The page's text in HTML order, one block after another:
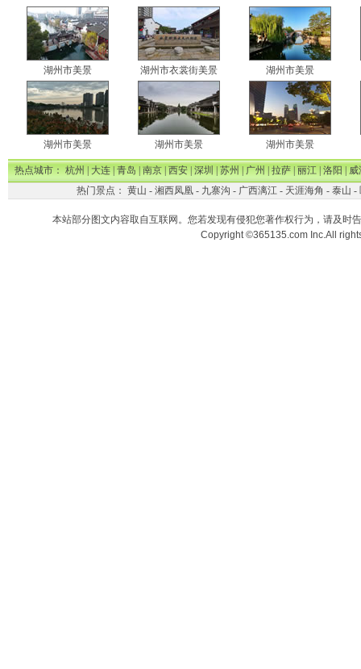
湖州市美景 湖州市衣裳街美景 湖州市美景
湖州市美景 湖州市美景 湖州市美景
热点城市：杭州|大连|青岛|南京|西安|深圳|苏州|广州|拉萨|丽江|洛阳|威
热门景点： 黄山 - 湘西凤凰- 九寨沟 - 广西漓江- 天涯海角 - 泰山 -
本站部分图文内容取自互联网。您若发现有侵犯您著作权行为，请及时
Copyright ©365135.com Inc.All